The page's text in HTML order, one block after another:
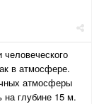
в атмосфере.
атмосферы
на глубине 15 м.